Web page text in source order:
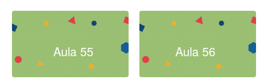
Aula 55 Aula 56